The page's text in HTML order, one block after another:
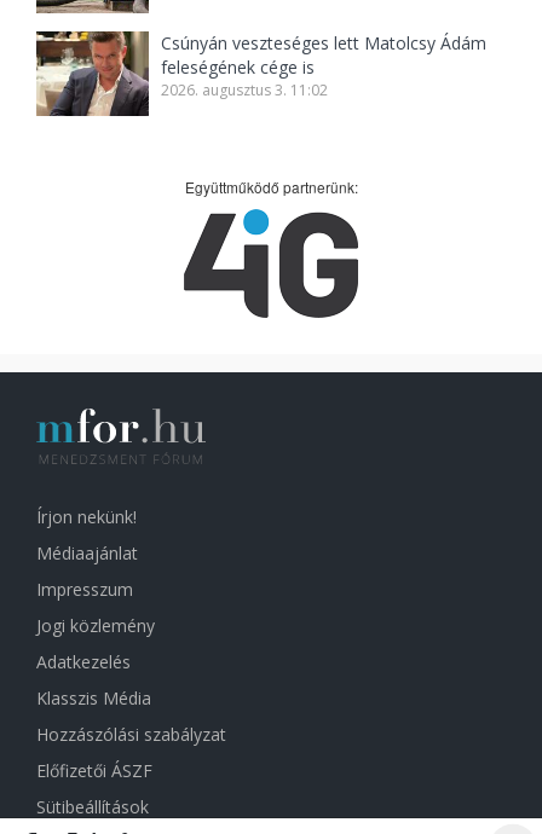
Csúnyán veszteséges lett Matolcsy Ádám
feleségének cége is
2026. augusztus 3. 11:02
Együttműködő partnerünk:
Írjon nekünk!
Médiaajánlat
Impresszum
Jogi közlemény
Adatkezelés
Klasszis Média
Hozzászólási szabályzat
Előfizetői ÁSZF
Sütibeállítások